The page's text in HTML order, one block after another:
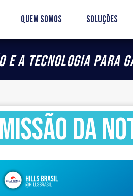
Quem somos Soluções
e a tecnologia
da